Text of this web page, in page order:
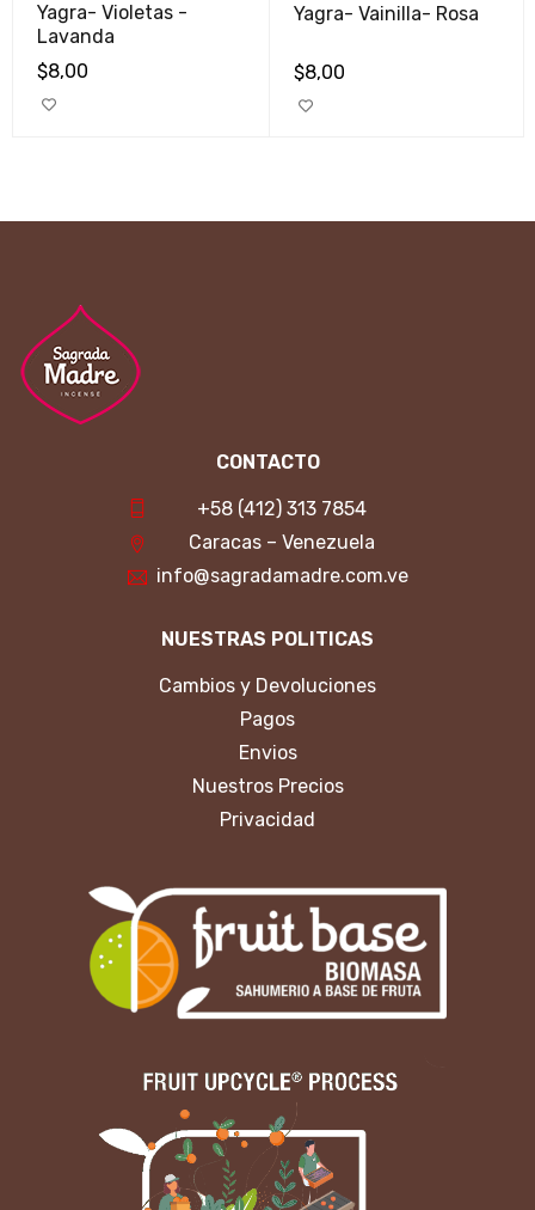
Yagra- Violetas -
Lavanda
$8,00
Yagra- Vainilla- Rosa
$8,00
CONTACTO
+58 (412) 313 7854
Caracas – Venezuela
info@sagradamadre.com.ve
NUESTRAS POLITICAS
Cambios y Devoluciones
Pagos
Envios
Nuestros Precios
Privacidad